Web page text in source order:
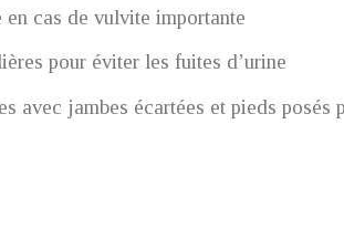
cas de vulvite importante
pour éviter les fuites d’urine
avec jambes écartées et pieds